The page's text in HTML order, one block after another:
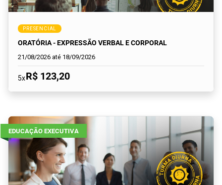
PRESENCIAL
ORATÓRIA - EXPRESSÃO VERBAL E CORPORAL
21/08/2026 até 18/09/2026
5xR$ 123,20
EDUCAÇÃO EXECUTIVA